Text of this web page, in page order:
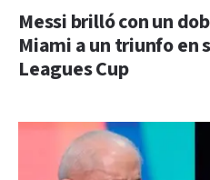
Messi brilló con un
Miami a un triunfo en
Leagues Cup